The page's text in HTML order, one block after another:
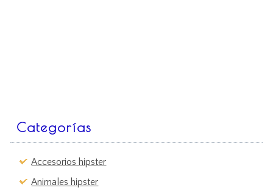
Categorías
Accesorios hipster
Animales hipster